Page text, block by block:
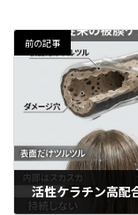
前の記事